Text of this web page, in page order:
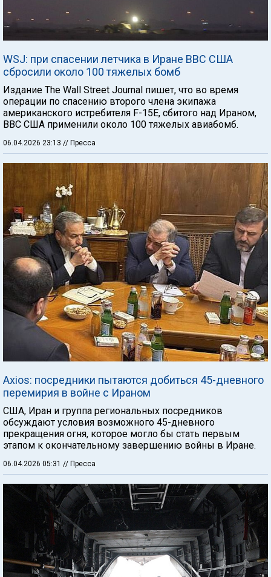
WSJ: при спасении летчика в Иране ВВС США
сбросили около 100 тяжелых бомб
Издание The Wall Street Journal пишет, что во время
операции по спасению второго члена экипажа
американского истребителя F-15E, сбитого над Ираном,
ВВС США применили около 100 тяжелых авиабомб.
06.04.2026 23:13 // Пресса
Axios: посредники пытаются добиться 45-дневного
перемирия в войне с Ираном
США, Иран и группа региональных посредников
обсуждают условия возможного 45-дневного
прекращения огня, которое могло бы стать первым
этапом к окончательному завершению войны в Иране.
06.04.2026 05:31 // Пресса